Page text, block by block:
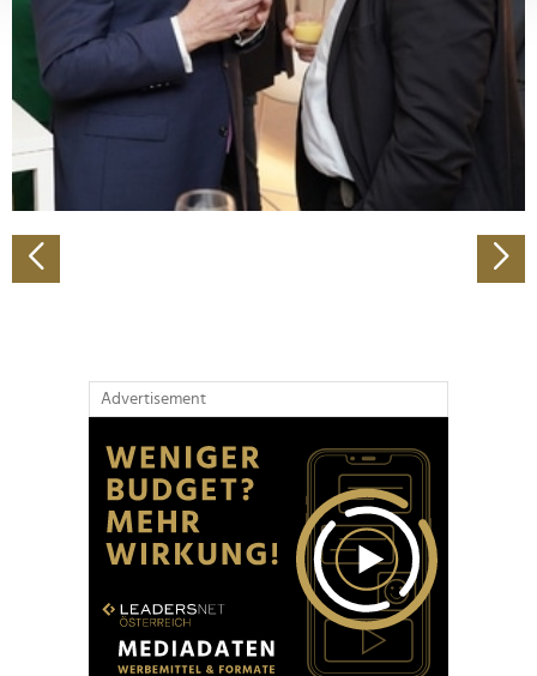
verarbeitet werden, und legen Sie Ihre Präferenzen im
Abschnitt Einzelheitenfest.
Wir verwenden Cookies, um Inhalte und Anzeigen zu
personalisieren, Funktionen für soziale Medien anbieten
zu können und die Zugriffe auf unsere Website zu
analysieren. Außerdem geben wir Informationen zu Ihrer
Verwendung unserer Website an unsere Partner für
soziale Medien, Werbung und Analysen weiter. Unsere
Partner führen diese Informationen möglicherweise mit
Advertisement